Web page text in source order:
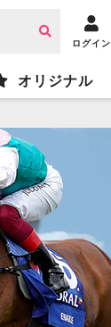
ログイン
オリジナル